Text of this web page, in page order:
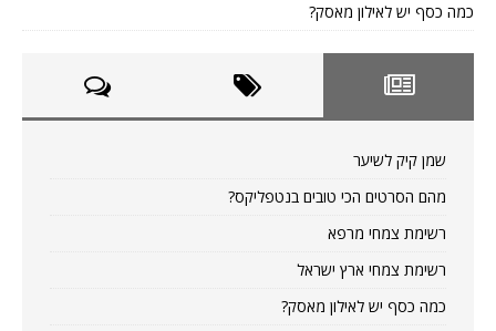
כמה כסף יש לאילון מאסק?
שמן קיק לשיער
מהם הסרטים הכי טובים בנטפליקס?
רשימת צמחי מרפא
רשימת צמחי ארץ ישראל
כמה כסף יש לאילון מאסק?